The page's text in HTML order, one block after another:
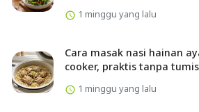
1 minggu yang lalu
Cara masak nasi hainan
cooker, praktis tanpa
1 minggu yang lalu